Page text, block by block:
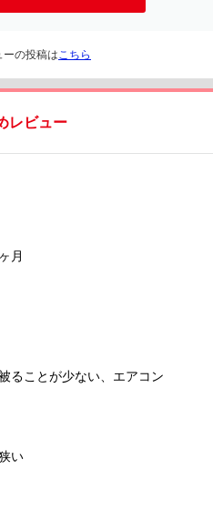
の投稿は こちら
レビュー
月
ることが少ない、エアコン
い